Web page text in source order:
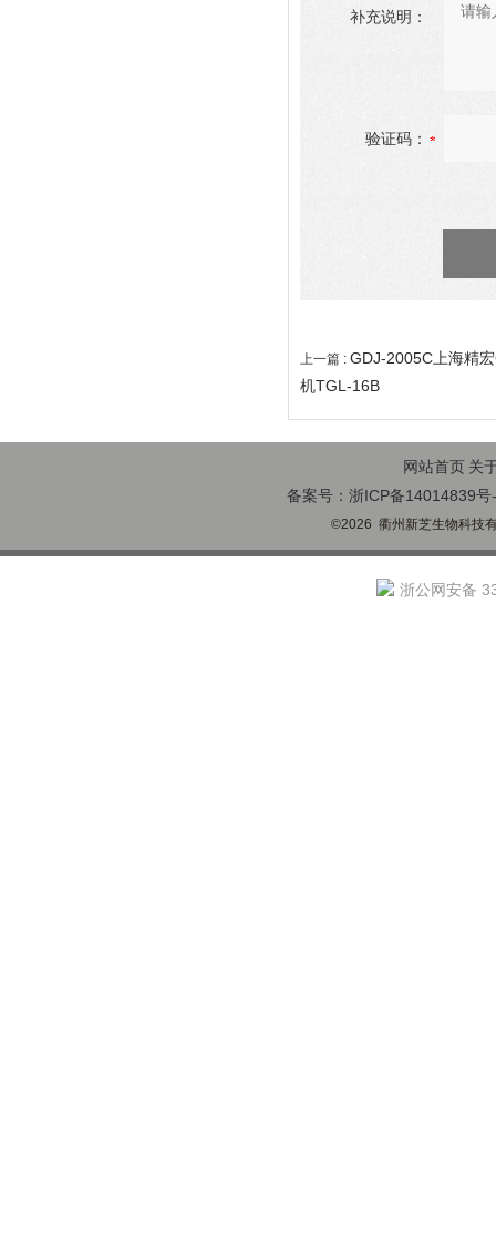
补充说明：
验证码：
上一篇 : GDJ-2005C上海精
机TGL-16B
网站首页 关
备案号：浙ICP备14014839号
©2026 衢州新芝生物科技
浙公网安备